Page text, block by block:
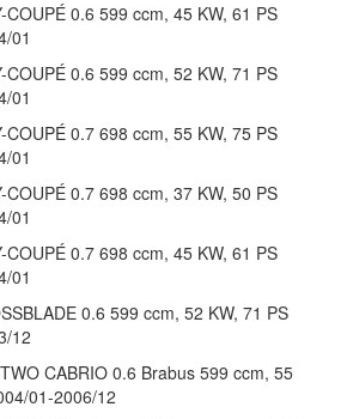
COUPÉ 0.6 599 ccm, 45 KW, 61 PS
01
COUPÉ 0.6 599 ccm, 52 KW, 71 PS
01
COUPÉ 0.7 698 ccm, 55 KW, 75 PS
01
COUPÉ 0.7 698 ccm, 37 KW, 50 PS
01
COUPÉ 0.7 698 ccm, 45 KW, 61 PS
01
0.6 599 ccm, 52 KW, 71 PS
12
CABRIO 0.6 Brabus 599 ccm, 55
01-2006/12